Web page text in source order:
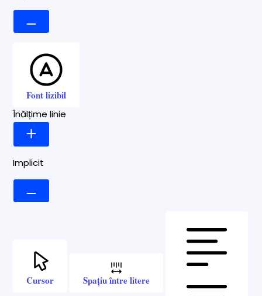
Font lizibil
Înălțime linie
Implicit
Cursor Spațiu între litere